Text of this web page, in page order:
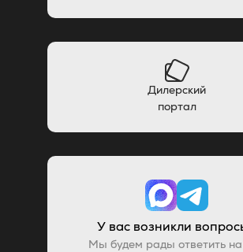
Дилерский
портал
У вас возникли
Мы будем рады ответить на